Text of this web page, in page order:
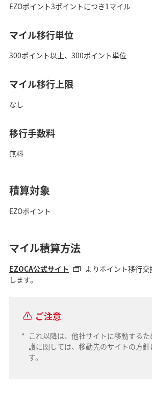
EZOポイント3ポイントにつき1マイル
マイル移行単位
300ポイント以上、300ポイント単位
マイル移行上限
なし
移行手数料
無料
積算対象
EZOポイント
マイル積算方法
EZOCA公式サイト
よりポイント移行
します。
ご注意
* これ以降は、他社サイトに移動する
護に関しては、移動先のサイトの方
す。